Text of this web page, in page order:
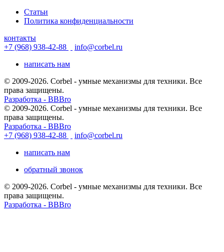
Статьи
Политика конфиденциальности
контакты
+7 (968) 938-42-88
info@corbel.ru
написать нам
© 2009-2026. Corbel - умные механизмы для техники. Все
права защищены.
Разработка - BBBro
© 2009-2026. Corbel - умные механизмы для техники. Все
права защищены.
Разработка - BBBro
+7 (968) 938-42-88
info@corbel.ru
написать нам
обратный звонок
© 2009-2026. Corbel - умные механизмы для техники. Все
права защищены.
Разработка - BBBro